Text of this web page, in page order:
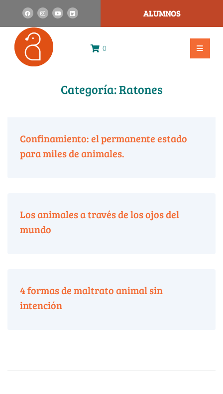
ALUMNOS
0
Categoría:Ratones
Confinamiento: el permanente estado
para miles de animales.
Los animales a través de los ojos del
mundo
4 formas de maltrato animal sin
intención